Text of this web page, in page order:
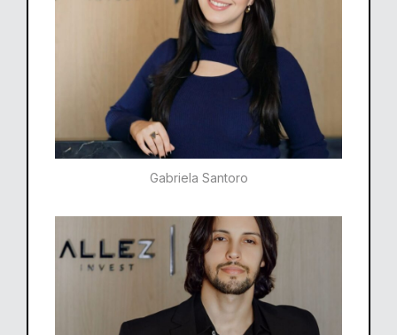
Gabriela Santoro​